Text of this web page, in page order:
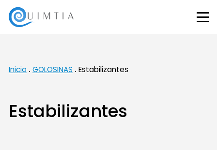
Inicio GOLOSINAS Estabilizantes
Estabilizantes